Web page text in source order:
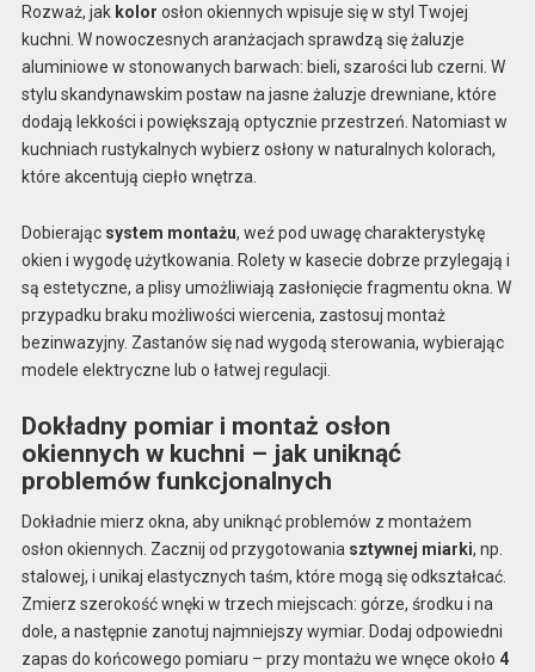
Rozważ, jak kolor osłon okiennych wpisuje się w styl Twojej
kuchni. W nowoczesnych aranżacjach sprawdzą się żaluzje
aluminiowe w stonowanych barwach: bieli, szarości lub czerni. W
stylu skandynawskim postaw na jasne żaluzje drewniane, które
dodają lekkości i powiększają optycznie przestrzeń. Natomiast w
kuchniach rustykalnych wybierz osłony w naturalnych kolorach,
które akcentują ciepło wnętrza.
Dobierając system montażu, weź pod uwagę charakterystykę
okien i wygodę użytkowania. Rolety w kasecie dobrze przylegają i
są estetyczne, a plisy umożliwiają zasłonięcie fragmentu okna. W
przypadku braku możliwości wiercenia, zastosuj montaż
bezinwazyjny. Zastanów się nad wygodą sterowania, wybierając
modele elektryczne lub o łatwej regulacji.
Dokładny pomiar i montaż osłon
okiennych w kuchni – jak uniknąć
problemów funkcjonalnych
Dokładnie mierz okna, aby uniknąć problemów z montażem
osłon okiennych. Zacznij od przygotowania sztywnej miarki, np.
stalowej, i unikaj elastycznych taśm, które mogą się odkształcać.
Zmierz szerokość wnęki w trzech miejscach: górze, środku i na
dole, a następnie zanotuj najmniejszy wymiar. Dodaj odpowiedni
zapas do końcowego pomiaru – przy montażu we wnęce około 4